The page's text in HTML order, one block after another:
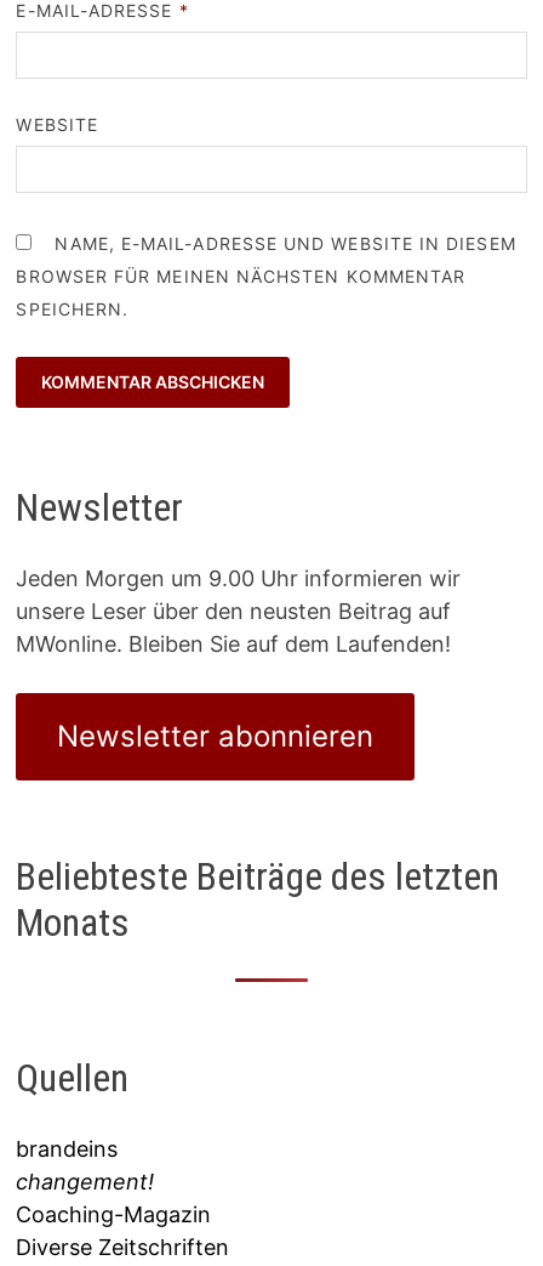
E-MAIL-ADRESSE *
WEBSITE
NAME, E-MAIL-ADRESSE UND WEBSITE IN DIESEM
BROWSER FÜR MEINEN NÄCHSTEN KOMMENTAR
SPEICHERN.
Newsletter
Jeden Morgen um 9.00 Uhr informieren wir
unsere Leser über den neusten Beitrag auf
MWonline. Bleiben Sie auf dem Laufenden!
Newsletter abonnieren
Beliebteste Beiträge des letzten
Monats
Quellen
brandeins
changement!
Coaching-Magazin
Diverse Zeitschriften